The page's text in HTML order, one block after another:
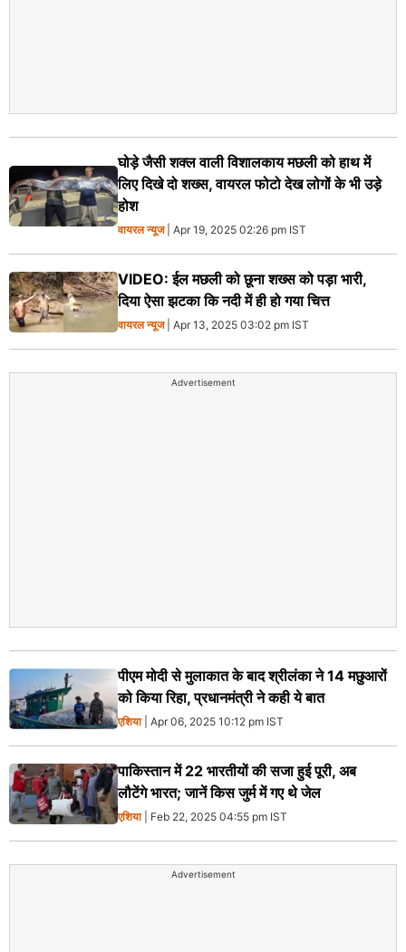
घोड़े जैसी शक्ल वाली विशालकाय मछली को हाथ में
लिए दिखे दो शख्स, वायरल फोटो देख लोगों के भी उड़े
होश
वायरल न्‍यूज| Apr 19, 2025 02:26 pm IST
VIDEO: ईल मछली को छूना शख्स को पड़ा भारी,
दिया ऐसा झटका कि नदी में ही हो गया चित्त
वायरल न्‍यूज| Apr 13, 2025 03:02 pm IST
Advertisement
पीएम मोदी से मुलाकात के बाद श्रीलंका ने 14 मछुआरों
को किया रिहा, प्रधानमंत्री ने कही ये बात
एशिया| Apr 06, 2025 10:12 pm IST
पाकिस्तान में 22 भारतीयों की सजा हुई पूरी, अब
लौटेंगे भारत; जानें किस जुर्म में गए थे जेल
एशिया| Feb 22, 2025 04:55 pm IST
Advertisement